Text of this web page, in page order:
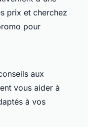
prix et cherchez
pour
aux
vous aider à
à vos